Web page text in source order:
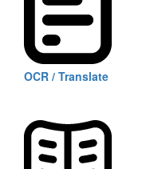
OCR / Translate